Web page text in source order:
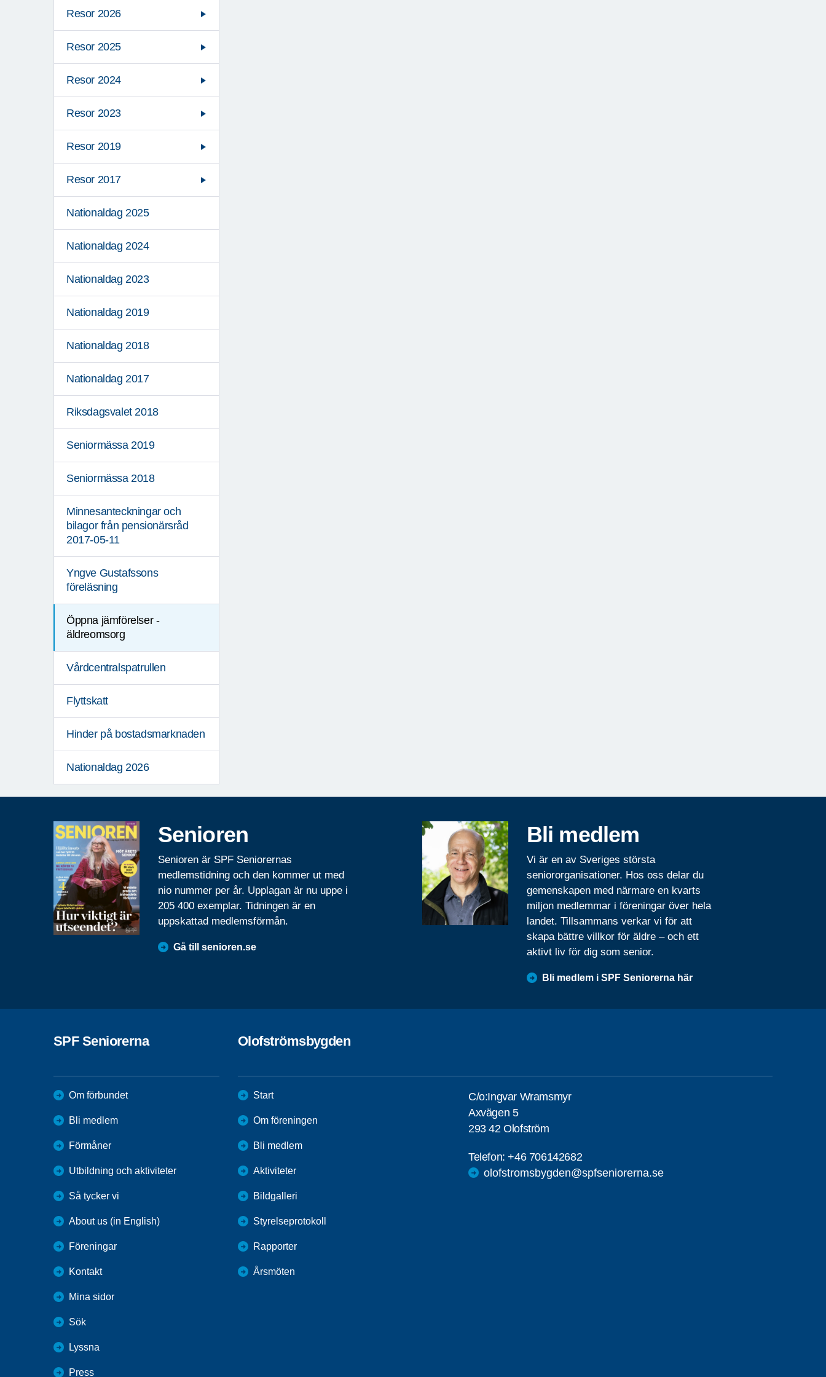
Resor 2026
Resor 2025
Resor 2024
Resor 2023
Resor 2019
Resor 2017
Nationaldag 2025
Nationaldag 2024
Nationaldag 2023
Nationaldag 2019
Nationaldag 2018
Nationaldag 2017
Riksdagsvalet 2018
Seniormässa 2019
Seniormässa 2018
Minnesanteckningar och
bilagor från pensionärsråd
2017-05-11
Yngve Gustafssons
föreläsning
Öppna jämförelser -
äldreomsorg
Vårdcentralspatrullen
Flyttskatt
Hinder på bostadsmarknaden
Nationaldag 2026
Senioren
Senioren är SPF Seniorernas
medlemstidning och den kommer ut med
nio nummer per år. Upplagan är nu uppe i
205 400 exemplar. Tidningen är en
uppskattad medlemsförmån.
Gå till senioren.se
Bli medlem
Vi är en av Sveriges största
seniororganisationer. Hos oss delar du
gemenskapen med närmare en kvarts
miljon medlemmar i föreningar över hela
landet. Tillsammans verkar vi för att
skapa bättre villkor för äldre – och ett
aktivt liv för dig som senior.
Bli medlem i SPF Seniorerna här
SPF Seniorerna
Om förbundet
Bli medlem
Förmåner
Utbildning och aktiviteter
Så tycker vi
About us (in English)
Föreningar
Kontakt
Mina sidor
Sök
Lyssna
Press
Olofströmsbygden
Start
Om föreningen
Bli medlem
Aktiviteter
Bildgalleri
Styrelseprotokoll
Rapporter
Årsmöten
C/o:Ingvar Wramsmyr
Axvägen 5
293 42 Olofström
Telefon:+46 706142682
olofstromsbygden@spfseniorerna.se